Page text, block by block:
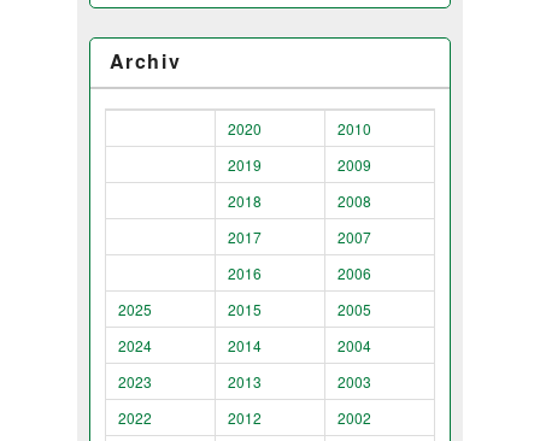
Archiv
2020
2010
2019
2009
2018
2008
2017
2007
2016
2006
2025
2015
2005
2024
2014
2004
2023
2013
2003
2022
2012
2002